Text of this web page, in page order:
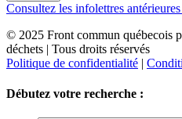
Consultez les infolettres
© 2025 Front commun québecois
déchets | Tous droits réservés
Politique de confidentialité |
Débutez votre recherche :